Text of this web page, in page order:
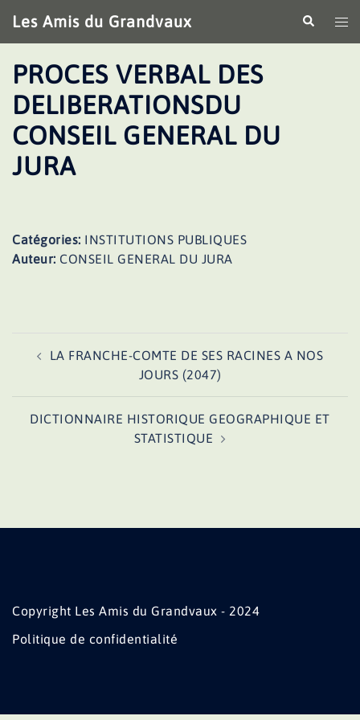
au
contenu
Les Amis du Grandvaux
le
PROCES VERBAL DES
DELIBERATIONSDU
CONSEIL GENERAL DU
JURA
Catégories: INSTITUTIONS PUBLIQUES
Auteur: CONSEIL GENERAL DU JURA
d’article
LA FRANCHE-COMTE DE SES RACINES A NOS
JOURS (2047)
DICTIONNAIRE HISTORIQUE GEOGRAPHIQUE ET
STATISTIQUE
Copyright Les Amis du Grandvaux - 2024
Politique de confidentialité